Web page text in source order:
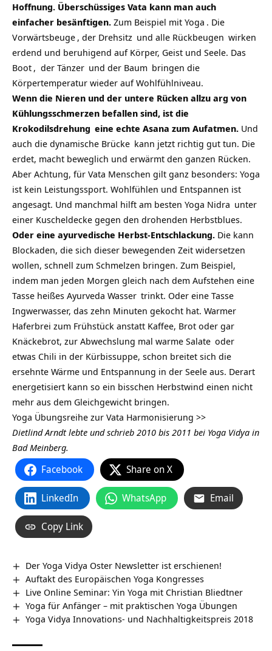
Hoffnung. Überschüssiges Vata kann man auch
einfacher besänftigen. Zum Beispiel mit Yoga . Die
Vorwärtsbeuge , der Drehsitz und alle Rückbeugen wirken
erdend und beruhigend auf Körper, Geist und Seele. Das
Boot , der Tänzer und der Baum bringen die
Körpertemperatur wieder auf Wohlfühlniveau.
Wenn die Nieren und der untere Rücken allzu arg von
Kühlungsschmerzen befallen sind, ist die
Krokodilsdrehung eine echte Asana zum Aufatmen. Und
auch die dynamische Brücke kann jetzt richtig gut tun. Die
erdet, macht beweglich und erwärmt den ganzen Rücken.
Aber Achtung, für Vata Menschen gilt ganz besonders: Yoga
ist kein Leistungssport. Wohlfühlen und Entspannen ist
angesagt. Und manchmal hilft am besten Yoga Nidra unter
einer Kuscheldecke gegen den drohenden Herbstblues.
Oder eine ayurvedische Herbst-Entschlackung. Die kann
Blockaden, die sich dieser bewegenden Zeit widersetzen
wollen, schnell zum Schmelzen bringen. Zum Beispiel,
indem man jeden Morgen gleich nach dem Aufstehen eine
Tasse heißes Ayurveda Wasser trinkt. Oder eine Tasse
Ingwerwasser, das zehn Minuten gekocht hat. Warmer
Haferbrei zum Frühstück anstatt Kaffee, Brot oder gar
Knäckebrot, zur Abwechslung mal warme Salate oder
etwas Chili in der Kürbissuppe, schon breitet sich die
ersehnte Wärme und Entspannung in der Seele aus. Derart
energetisiert kann so ein bisschen Herbstwind einen nicht
mehr aus dem Gleichgewicht bringen.
Yoga Übungsreihe zur Vata Harmonisierung >>
Dietlind Arndt lebte und schrieb 2010 bis 2011 bei Yoga Vidya in
Bad Meinberg.
Facebook Share on X
LinkedIn WhatsApp Email
Copy Link
Der Yoga Vidya Oster Newsletter ist erschienen!
Auftakt des Europäischen Yoga Kongresses
Live Online Seminar: Yin Yoga mit Christian Bliedtner
Yoga für Anfänger – mit praktischen Yoga Übungen
Yoga Vidya Innovations- und Nachhaltigkeitspreis 2018